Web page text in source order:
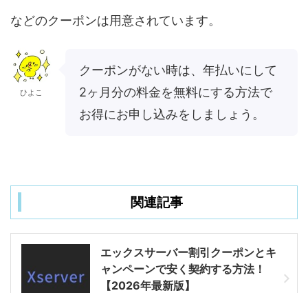
などのクーポンは用意されています。
ひよこ
クーポンがない時は、年払いにして
2ヶ月分の料金を無料にする方法で
お得にお申し込みをしましょう。
関連記事
エックスサーバー割引クーポンとキ
ャンペーンで安く契約する方法！
【2026年最新版】